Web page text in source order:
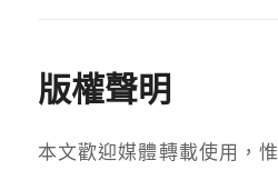
版權聲明
本文歡迎媒體轉載使用，